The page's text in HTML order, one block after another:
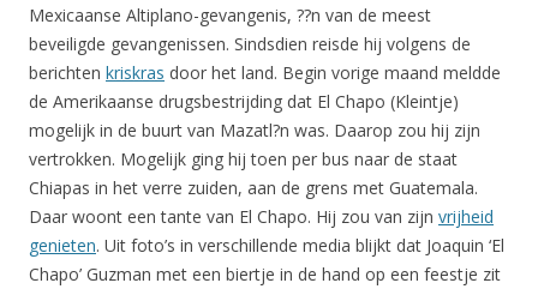
Mexicaanse Altiplano-gevangenis, ??n van de meest
beveiligde gevangenissen. Sindsdien reisde hij volgens de
berichten kriskras door het land. Begin vorige maand meldde
de Amerikaanse drugsbestrijding dat El Chapo (Kleintje)
mogelijk in de buurt van Mazatl?n was. Daarop zou hij zijn
vertrokken. Mogelijk ging hij toen per bus naar de staat
Chiapas in het verre zuiden, aan de grens met Guatemala.
Daar woont een tante van El Chapo. Hij zou van zijn vrijheid
genieten. Uit foto’s in verschillende media blijkt dat Joaquin ‘El
Chapo’ Guzman met een biertje in de hand op een feestje zit